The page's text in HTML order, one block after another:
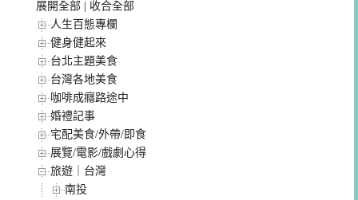
展開全部
收合全部
人生百態專欄
健身健起來
台北主題美食
台灣各地美食
咖啡成癮路途中
婚禮記事
宅配美食/外帶/即食
展覽/電影/戲劇心得
旅遊｜台灣
南投